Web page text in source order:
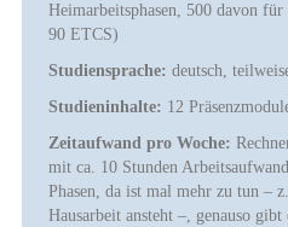
Heimarbeitsphasen, 500 davon
90 ETCS)
Studiensprache: deutsch,
Studieninhalte: 12
Zeitaufwand pro Woche:
mit ca. 10 Stunden
Phasen, da ist mal mehr zu tun –
Hausarbeit ansteht –, genauso